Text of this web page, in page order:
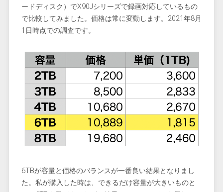
ードディスク）でX90Jシリーズで録画対応しているもの
で比較してみました。価格は常に変動します。2021年8月
1日時点での調査です。
6TBが容量と価格のバランスが一番良い結果となりまし
た。私が購入した時は、できるだけ容量が大きいものと